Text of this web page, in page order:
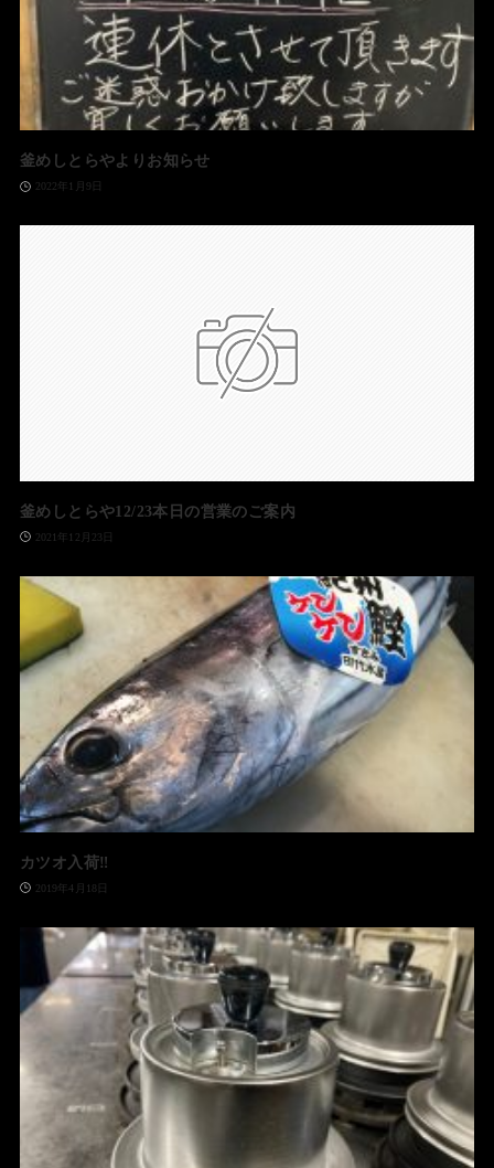
釜めしとらやよりお知らせ
2022年1月9日
釜めしとらや12/23本日の営業のご案内
2021年12月23日
カツオ入荷‼️
2019年4月18日